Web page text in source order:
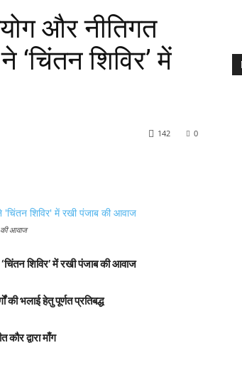
और नीतिगत
‘चिंतन शिविर’ में
0
142
की आवाज
शिविर’ में रखी पंजाब की आवाज
भलाई हेतु पूर्णत प्रतिबद्ध
द्वारा माँग